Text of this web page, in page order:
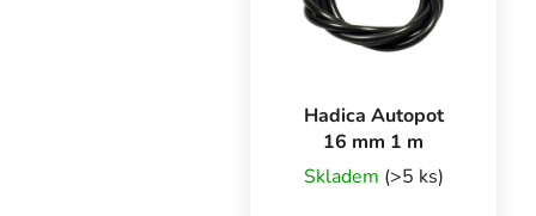
Hadica Autopot
16 mm 1 m
Skladem (>5 ks)